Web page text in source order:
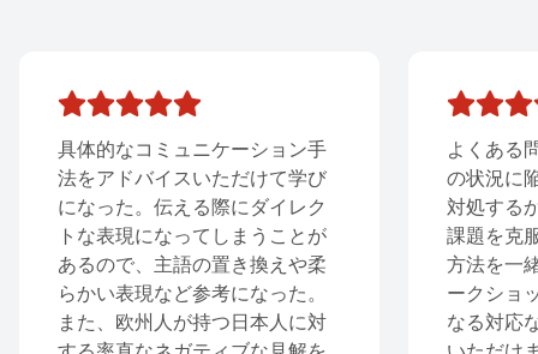
具体的なコミュニケーション手
法をアドバイスいただけて学び
になった。伝える際にダイレク
トな表現になってしまうことが
あるので、主語の置き換えや柔
らかい表現など参考になった。
また、欧州人が持つ日本人に対
よくある問
の状況に陥
対処するか
課題を克服
方法を一緒
ークショッ
なる対応な